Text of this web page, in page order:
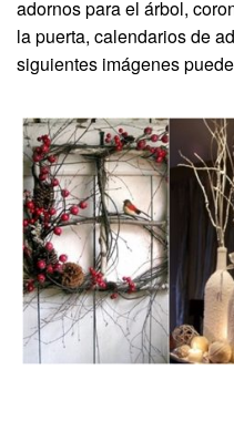
adornos para el árbol,
la puerta, calendarios de
siguientes imágenes